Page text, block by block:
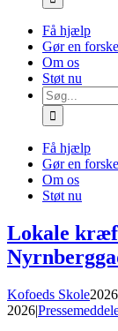
Få hjælp
Gør en
Om os
Støt nu
Søg
efter:
Få hjælp
Gør en
Om os
Støt nu
Lokale
Kofoeds Skole
2026|